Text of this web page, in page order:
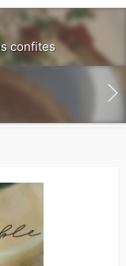
confites